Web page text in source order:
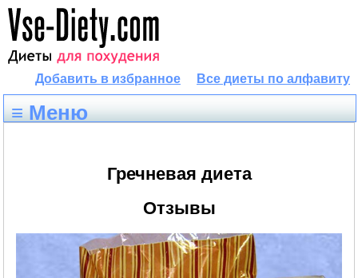
Все диеты по алфавиту
Добавить в избранное
≡ Меню
Гречневая диета
Отзывы